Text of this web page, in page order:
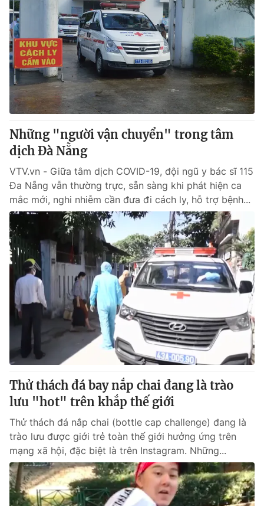
THỜI BÁO VTV
Theo dõi báo trên
Cơ quan chủ quản:Đài Truyền hình Việt Nam
Cơ quan báo chí: Thời báo VTV
Giấy phép hoạt động báo in và báo điện tử số 483/GP-BTTTT
cấp ngày 29/12/2023
Tổng Biên tập:Vũ Thanh Thủy
Phó Tổng Biên tập:Nguyễn Thị Mỹ Hạnh, Phạm Quốc Thắng,
Nguyễn Trọng Ninh
Tổng đài VTV:024.38 355 931 - 024.38 355 932
Ðiện thoại Thời báo VTV:024.66 897 897
Email:toasoan@vtv.vn
Liên hệ quảng cáo: 024-7300.7108
® Cấm sao chép dưới mọi hình thức nếu không có sự chấp
thuận bằng văn bản. Ghi rõ nguồn VTV.vn khi phát hành lại
thông tin từ website này.
Những "người vận chuyển" trong tâm
dịch Đà Nẵng
VTV.vn - Giữa tâm dịch COVID-19, đội ngũ y bác sĩ 115
Đa Nẵng vẫn thường trực, sẵn sàng khi phát hiện ca
mắc mới, nghi nhiễm cần đưa đi cách ly, hỗ trợ bệnh...
Thử thách đá bay nắp chai đang là trào
lưu "hot" trên khắp thế giới
Thử thách đá nắp chai (bottle cap challenge) đang là
trào lưu được giới trẻ toàn thế giới hưởng ứng trên
mạng xã hội, đặc biệt là trên Instagram. Những...